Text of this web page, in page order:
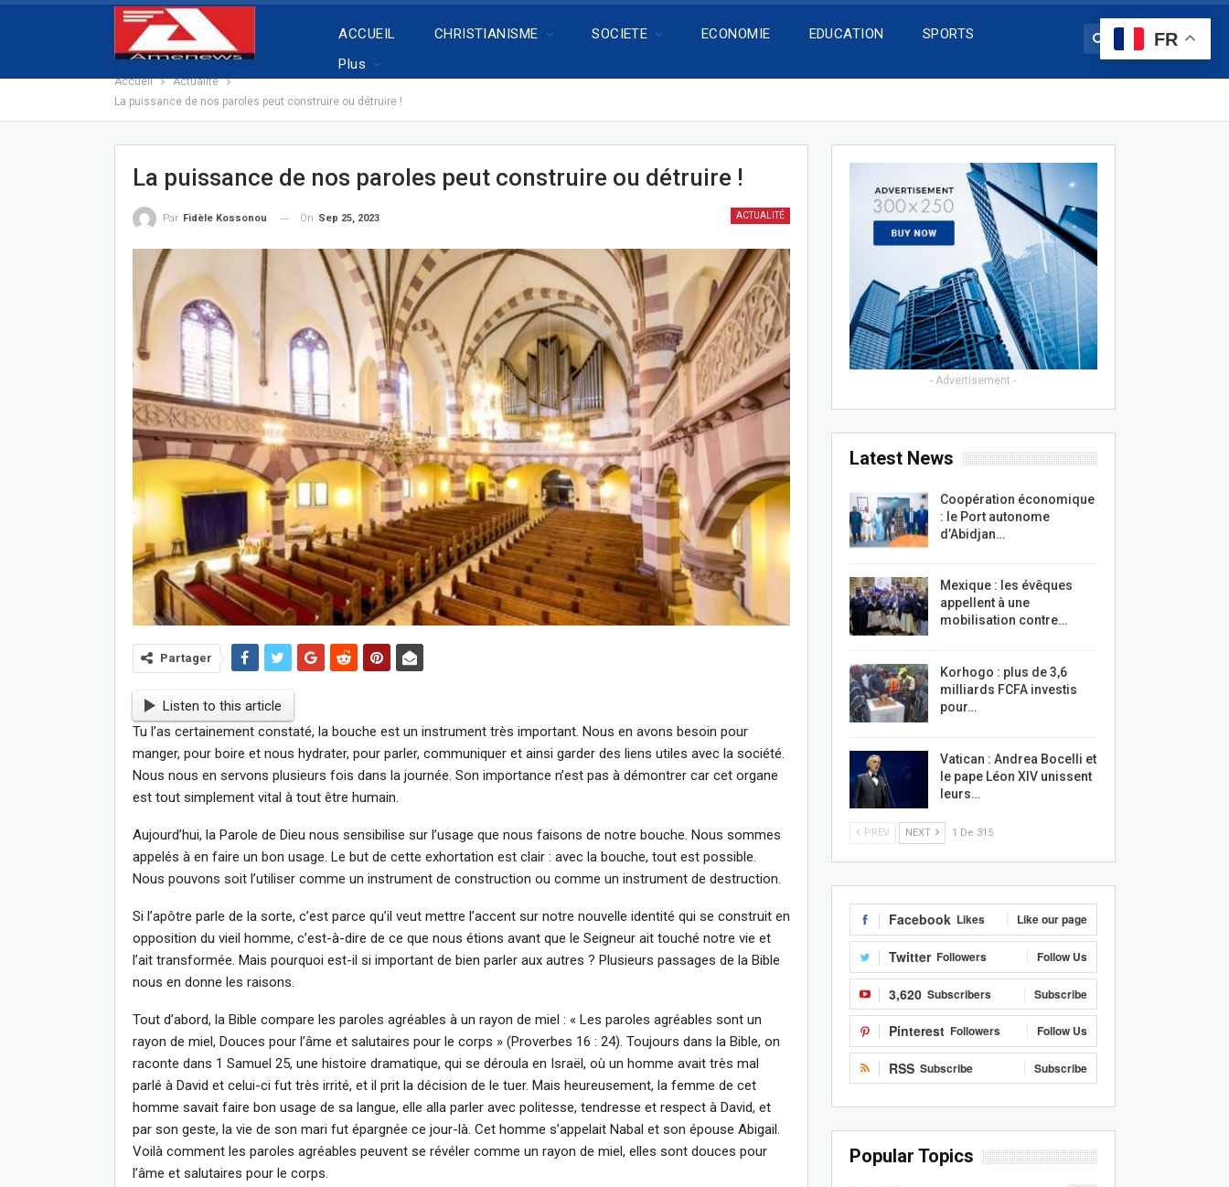
ACCUEIL CHRISTIANISME SOCIETE ECONOMIE EDUCATION
SPORTS
Plus
Accueil
Actualité
La puissance de nos paroles peut construire ou détruire !
La puissance de nos paroles peut construire ou détruire !
ACTUALITÉ
Par Fidèle Kossonou On Sep 25, 2023
Partager
Listen to this article
Tu l’as certainement constaté, la bouche est un instrument très important. Nous en avons besoin pour
manger, pour boire et nous hydrater, pour parler, communiquer et ainsi garder des liens utiles avec la société.
Nous nous en servons plusieurs fois dans la journée. Son importance n’est pas à démontrer car cet organe
est tout simplement vital à tout être humain.
Aujourd’hui, la Parole de Dieu nous sensibilise sur l’usage que nous faisons de notre bouche. Nous sommes
appelés à en faire un bon usage. Le but de cette exhortation est clair : avec la bouche, tout est possible.
Nous pouvons soit l’utiliser comme un instrument de construction ou comme un instrument de destruction.
Si l’apôtre parle de la sorte, c’est parce qu’il veut mettre l’accent sur notre nouvelle identité qui se construit en
opposition du vieil homme, c’est-à-dire de ce que nous étions avant que le Seigneur ait touché notre vie et
l’ait transformée. Mais pourquoi est-il si important de bien parler aux autres ? Plusieurs passages de la Bible
nous en donne les raisons.
Tout d’abord, la Bible compare les paroles agréables à un rayon de miel : « Les paroles agréables sont un
rayon de miel, Douces pour l’âme et salutaires pour le corps » (Proverbes 16 : 24). Toujours dans la Bible, on
raconte dans 1 Samuel 25, une histoire dramatique, qui se déroula en Israël, où un homme avait très mal
parlé à David et celui-ci fut très irrité, et il prit la décision de le tuer. Mais heureusement, la femme de cet
homme savait faire bon usage de sa langue, elle alla parler avec politesse, tendresse et respect à David, et
par son geste, la vie de son mari fut épargnée ce jour-là. Cet homme s’appelait Nabal et son épouse Abigail.
Voilà comment les paroles agréables peuvent se révéler comme un rayon de miel, elles sont douces pour
l’âme et salutaires pour le corps.
- Advertisement -
Latest News
Coopération économique
: le Port autonome
d’Abidjan…
Mexique : les évêques
appellent à une
mobilisation contre…
Korhogo : plus de 3,6
milliards FCFA investis
pour…
Vatican : Andrea Bocelli et
le pape Léon XIV unissent
leurs…
PREV NEXT 1 De 315
Facebook Likes Like our page
Twitter Followers Follow Us
3,620 Subscribers Subscribe
Pinterest Followers Follow Us
RSS Subscribe Subscribe
Popular Topics
FR